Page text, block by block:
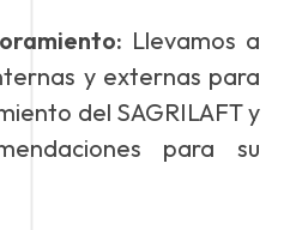
Llevamos a
y externas para
del SAGRILAFT y
para su